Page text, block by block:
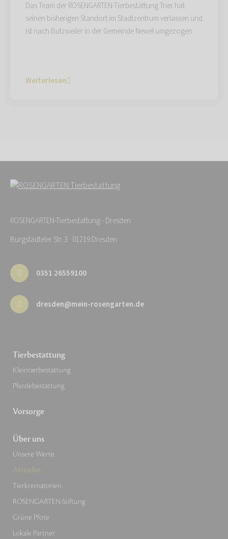
Das Team der ROSENGARTEN-Tierbestattung Trier hat
seinen bisherigen Standort im Stadtzentrum verlassen und
ist nach Butzweiler in der Gemeinde Newel umgezogen.
Weiterlesen
ROSENGARTEN-Tierbestattung - Dresden
Burgstädteler Str. 3 · 01219 Dresden
0351 26559100
dresden@mein-rosengarten.de
Tierbestattung
Kleintierbestattung
Pferdebestattung
Vorsorge
Über uns
Unsere Werte
Aktuelles
Tierkrematorien
ROSENGARTEN-Stiftung
Grüne Pfote
Lokale Partner